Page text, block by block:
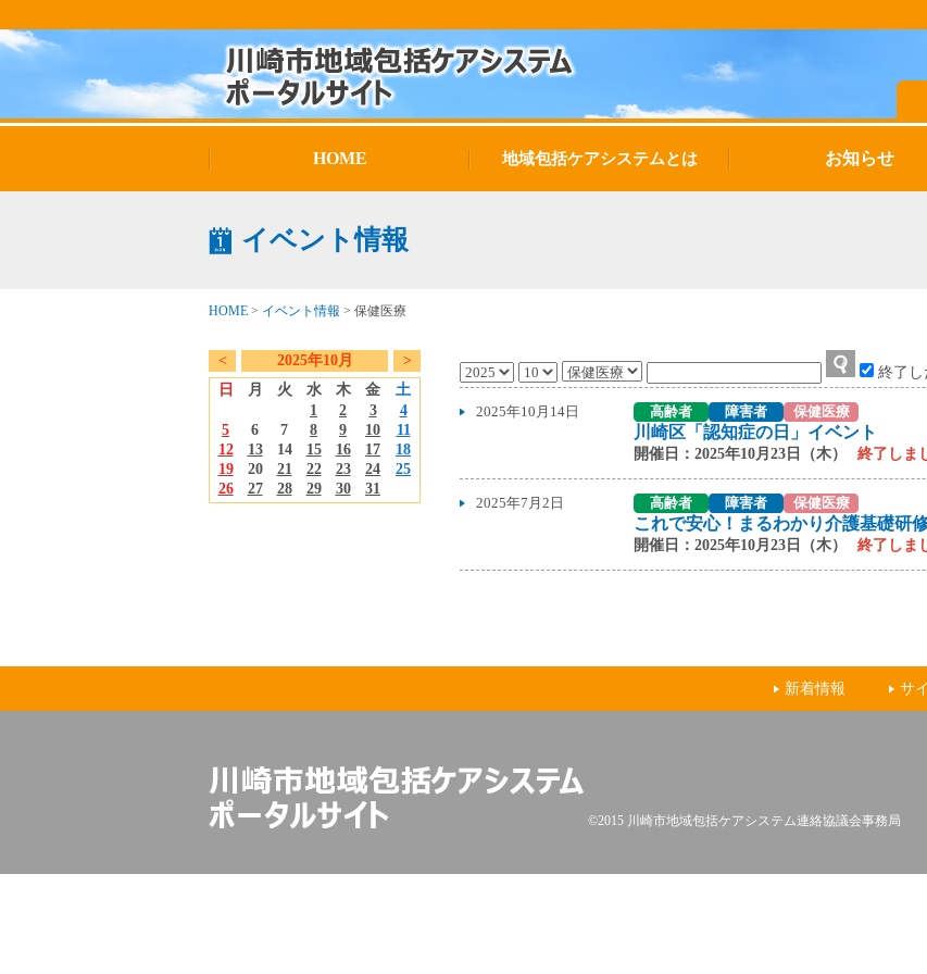
HOME 地域包括ケアシステムとは お知らせ
イベント情報
HOME > イベント情報 > 保健医療
< 2025年10月
>
日
月 火 水 木 金
土
1
2 3
4
5
6 7 8 9 10
11
12
13 14 15 16 17
18
19
20 21 22 23 24
25
26
27 28 29 30 31
終了し
2025年10月14日 高齢者 障害者 保健医療
川崎区「認知症の日」イベント
開催日：2025年10月23日（木） 終了しま
2025年7月2日 高齢者 障害者 保健医療
これで安心！まるわかり介護基礎研
開催日：2025年10月23日（木） 終了しま
サ
新着情報
©2015 川崎市地域包括ケアシステム連絡協議会事務局